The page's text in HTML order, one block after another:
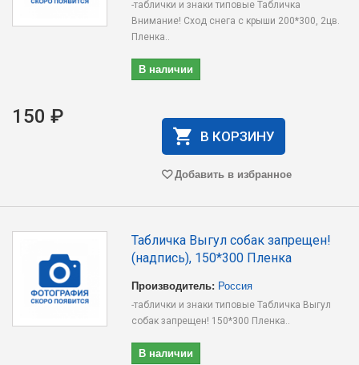
-таблички и знаки типовые Табличка
Внимание! Сход снега с крыши 200*300, 2цв.
Пленка..
В наличии
150 ₽
В КОРЗИНУ
Добавить в избранное
Табличка Выгул собак запрещен!
(надпись), 150*300 Пленка
Производитель: Россия
-таблички и знаки типовые Табличка Выгул
собак запрещен! 150*300 Пленка..
В наличии